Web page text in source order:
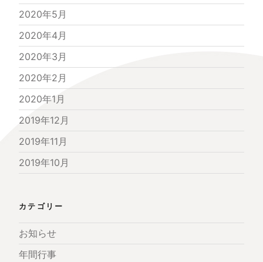
2020年5月
2020年4月
2020年3月
2020年2月
2020年1月
2019年12月
2019年11月
2019年10月
カテゴリー
お知らせ
年間行事